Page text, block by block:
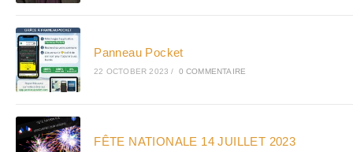
Panneau Pocket
22 OCTOBER 2023 / 0 COMMENTAIRE
FÊTE NATIONALE 14 JUILLET 2023